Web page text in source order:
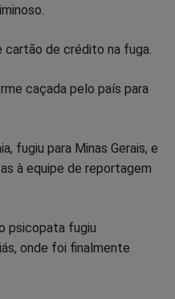
cartão de crédito na fuga.
caçada pelo país para
fugiu para Minas Gerais, e
à equipe de reportagem
psicopata fugiu
onde foi finalmente